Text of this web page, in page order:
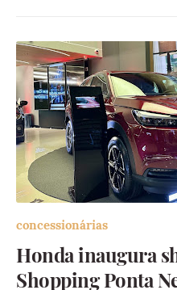
concessionárias
Honda inaugura
Shopping Ponta